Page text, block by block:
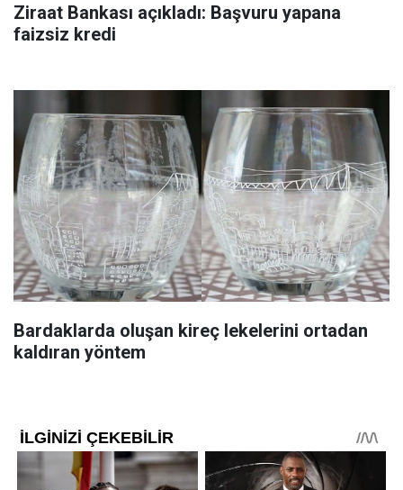
Ziraat Bankası açıkladı: Başvuru yapana
faizsiz kredi
Bardaklarda oluşan kireç lekelerini ortadan
kaldıran yöntem